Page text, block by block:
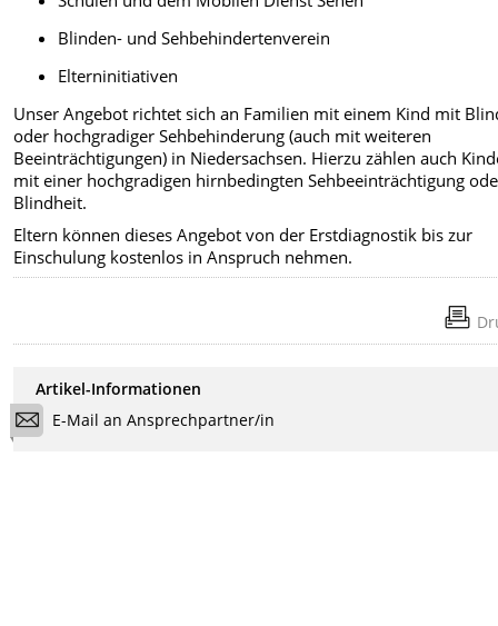
Blinden- und Sehbehindertenverein
Elterninitiativen
Unser Angebot richtet sich an Familien mit einem Kind mit
oder hochgradiger Sehbehinderung (auch mit weiteren
Beeinträchtigungen) in Niedersachsen. Hierzu zählen auch
mit einer hochgradigen hirnbedingten Sehbeeinträchtigung
Blindheit.
Eltern können dieses Angebot von der Erstdiagnostik bis zur
Einschulung kostenlos in Anspruch nehmen.
Artikel-Informationen
E-Mail an Ansprechpartner/in